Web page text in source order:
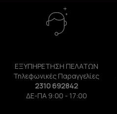
ΕΞΥΠΗΡΕΤΗΣΗ ΠΕΛΑΤΩΝ
Τηλεφωνικές Παραγγελίες
2310 692842
ΔΕ-ΠΑ 9:00 - 17:00